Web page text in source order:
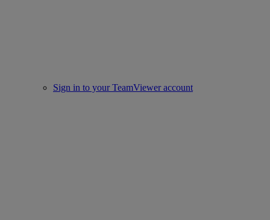
Sign in to your TeamViewer account